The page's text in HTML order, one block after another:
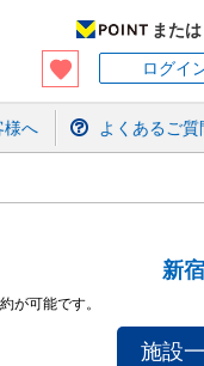
または
ログイ
様へ よくあるご質
新
が可能です。
施設